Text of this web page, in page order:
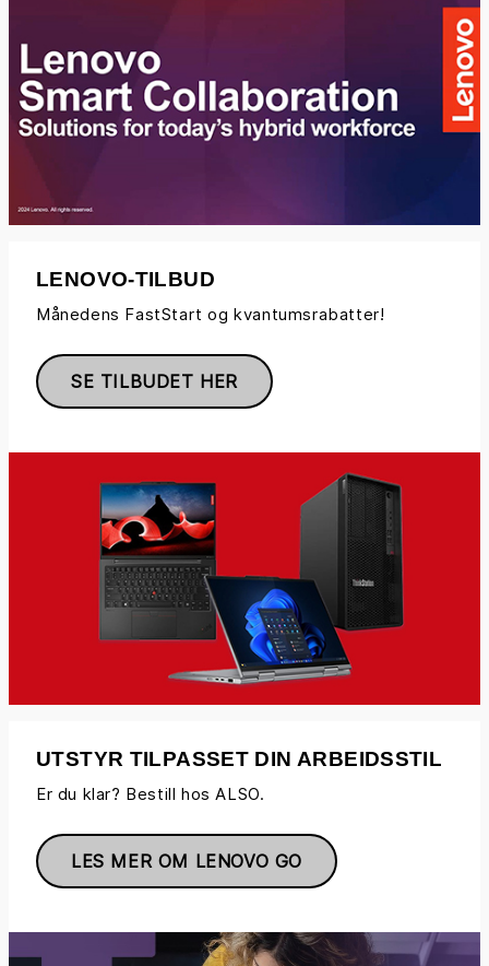
LENOVO-TILBUD
Månedens FastStart og kvantumsrabatter!
SE TILBUDET HER
UTSTYR TILPASSET DIN ARBEIDSSTIL​
Er du klar? Bestill hos ALSO.
LES MER OM LENOVO GO